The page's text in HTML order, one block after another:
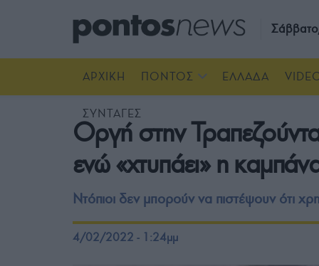
ΑΡΧΙΚΗ ΠΟΝΤΟΣ ΕΛΛΑΔΑ
ΣΥΝΤΑΓΕΣ
Οργή στην
ενώ «χτυπάει» η
Ντόπιοι δεν μπορούν να πιστέψουν ότι
4/02/2022 - 1:24μμ